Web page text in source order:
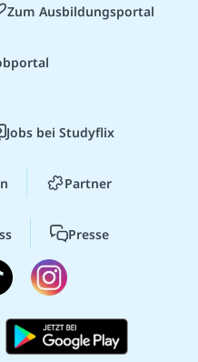
Zum Ausbildungsportal
Jobs bei Studyflix
Partner
Presse